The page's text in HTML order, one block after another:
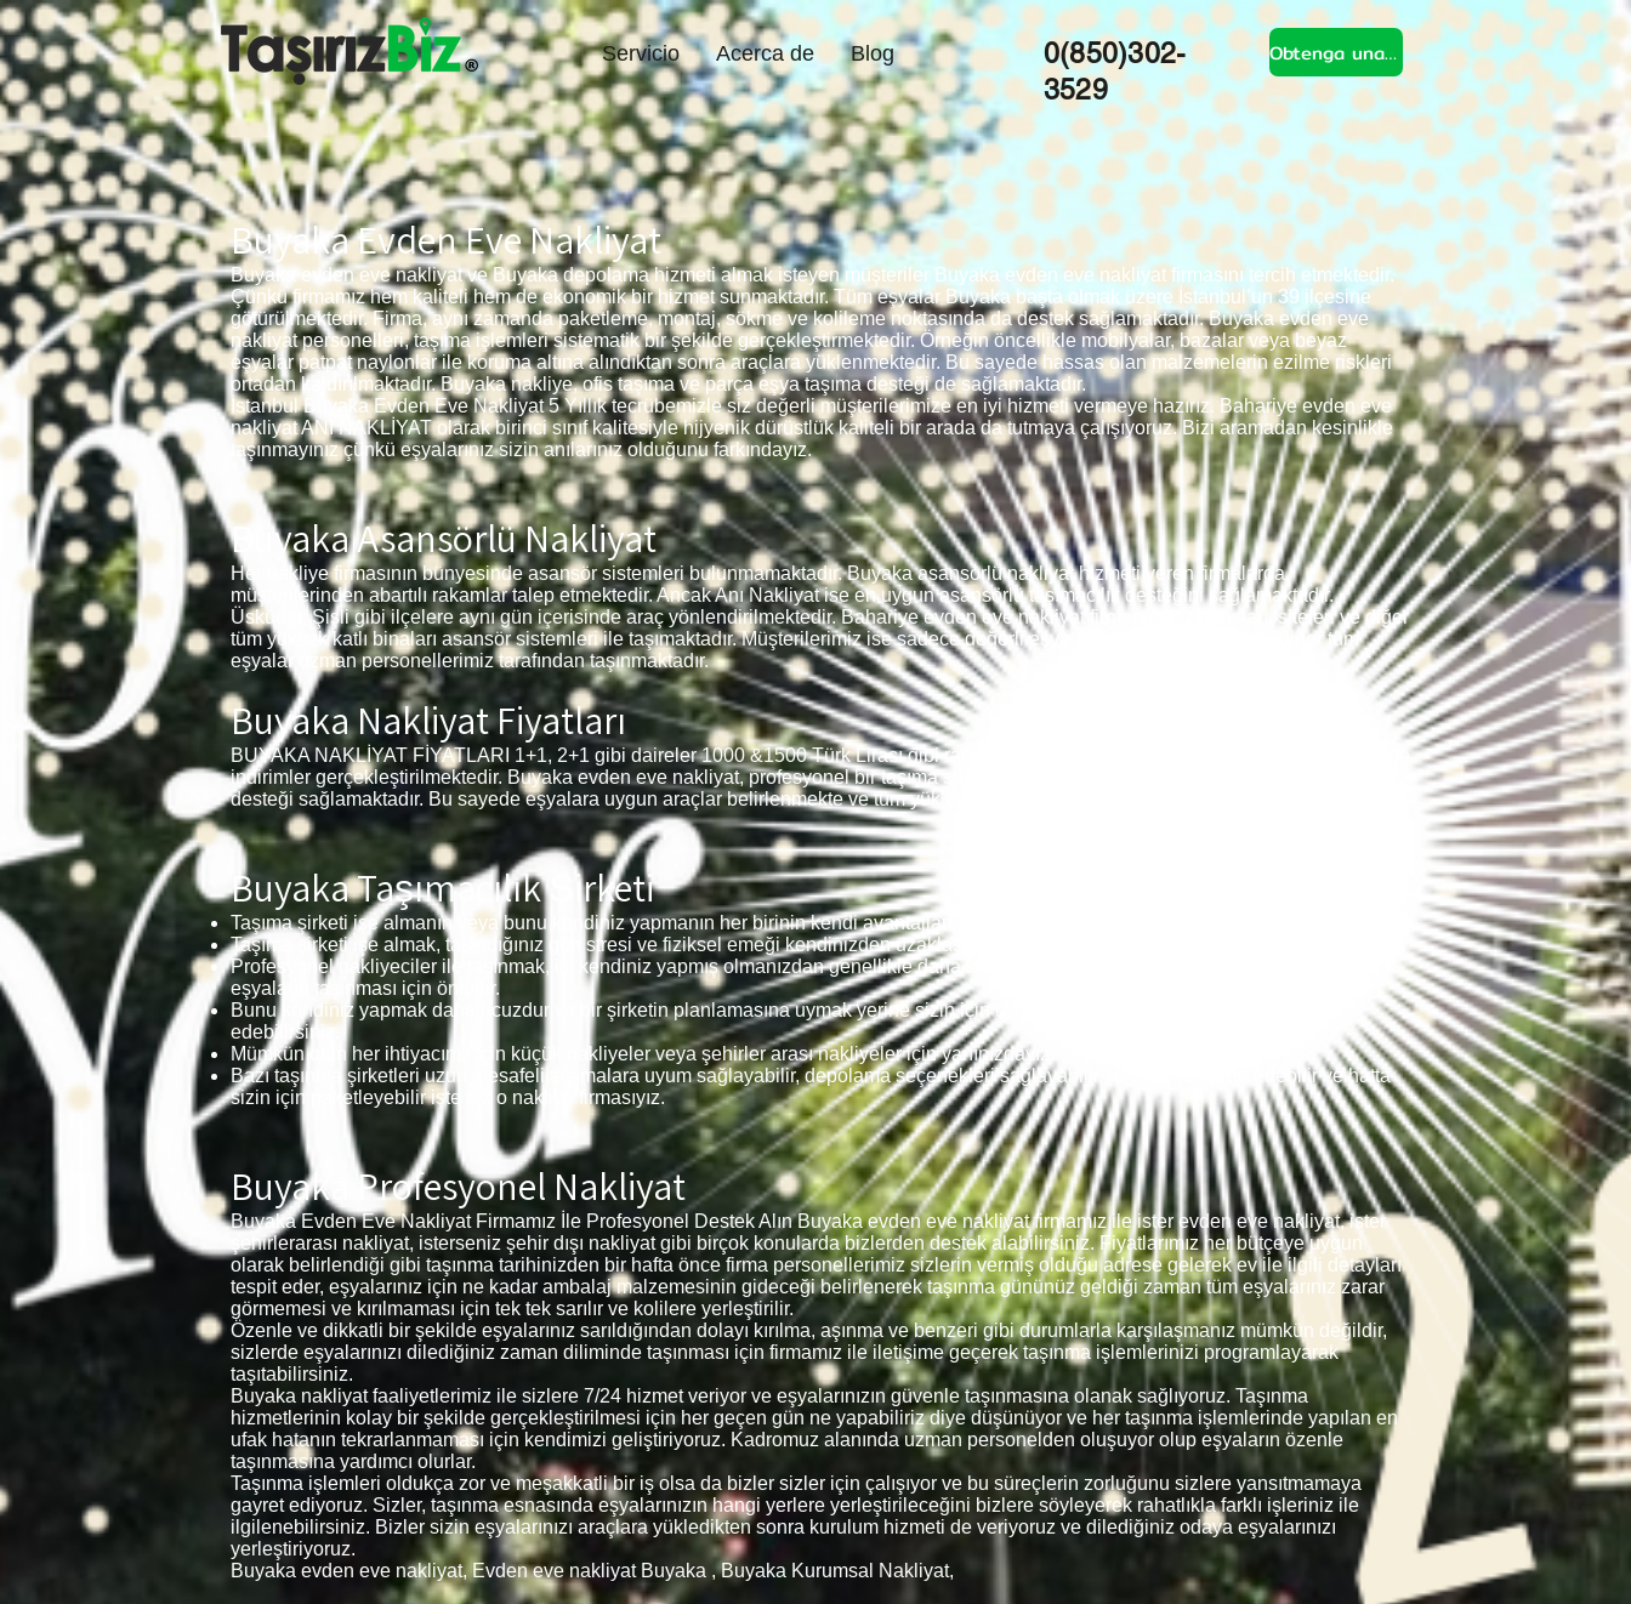
Servicio Acerca de Blog
0(850)302-
3529
Obtenga una cotización
Buyaka Evden Eve Nakliyat
Buyaka evden eve nakliyat ve Buyaka depolama hizmeti almak isteyen müşteriler Buyaka evden eve nakliyat firmasını tercih etmektedir.
Çünkü firmamız hem kaliteli hem de ekonomik bir hizmet sunmaktadır. Tüm eşyalar Buyaka başta olmak üzere İstanbul’un 39 ilçesine
götürülmektedir. Firma, aynı zamanda paketleme, montaj, sökme ve kolileme noktasında da destek sağlamaktadır. Buyaka evden eve
nakliyat personelleri, taşıma işlemleri sistematik bir şekilde gerçekleştirmektedir. Örneğin öncellikle mobilyalar, bazalar veya beyaz
eşyalar patpat naylonlar ile koruma altına alındıktan sonra araçlara yüklenmektedir. Bu sayede hassas olan malzemelerin ezilme riskleri
ortadan kaldırılmaktadır. Buyaka nakliye, ofis taşıma ve parça eşya taşıma desteği de sağlamaktadır.
İstanbul Buyaka Evden Eve Nakliyat 5 Yıllık tecrübemizle siz değerli müşterilerimize en iyi hizmeti vermeye hazırız. Bahariye evden eve
nakliyat ANI NAKLİYAT olarak birinci sınıf kalitesiyle hijyenik dürüstlük kaliteli bir arada da tutmaya çalışıyoruz. Bizi aramadan kesinlikle
taşınmayınız çünkü eşyalarınız sizin anılarınız olduğunu farkındayız.
Buyaka Asansörlü Nakliyat
Her nakliye firmasının bünyesinde asansör sistemleri bulunmamaktadır. Buyaka asansörlü nakliyat hizmeti veren firmalarda
müşterilerinden abartılı rakamlar talep etmektedir. Ancak Anı Nakliyat ise en uygun asansörlü taşımacılık desteğini sağlamaktadır.
Üsküdar, Şişli gibi ilçelere aynı gün içerisinde araç yönlendirilmektedir. Bahariye evden eve nakliyat firmamız rezidansları, siteleri ve diğer
tüm yüksek katlı binaları asansör sistemleri ile taşımaktadır. Müşterilerimiz ise sadece değerli eşyalarını yanına almakta ve diğer tüm
eşyalar uzman personellerimiz tarafından taşınmaktadır.
Buyaka Nakliyat Fiyatları
BUYAKA NAKLİYAT FİYATLARI 1+1, 2+1 gibi daireler 1000 &1500 Türk Lirası gibi rakamlar ile taşınmaktadır. Diğer büyük daireler için de
indirimler gerçekleştirilmektedir. Buyaka evden eve nakliyat, profesyonel bir taşıma süreci geçirmek için talep edilen adreslere ekspertiz
desteği sağlamaktadır. Bu sayede eşyalara uygun araçlar belirlenmekte ve tüm yükler tek seferde adreslere ulaştırılmaktadır
Buyaka Taşımacılık Şirketi
Taşıma şirketi işe almanın veya bunu kendiniz yapmanın her birinin kendi avantajları ve dezavantajları vardır.
Taşıma şirketi işe almak, taşındığınız gün stresi ve fiziksel emeği kendinizden uzaklaştırabilir.
Profesyonel nakliyeciler ile taşınmak, işi kendiniz yapmış olmanızdan genellikle daha kısa bir süre alır ve genellikle evlerin ve değerli
eşyaların taşınması için önerilir.
Bunu kendiniz yapmak daha ucuzdur ve bir şirketin planlamasına uymak yerine sizin için uygun olan herhangi bir günde hareket
edebilirsiniz.
Mümkün olan her ihtiyacınız için küçük nakliyeler veya şehirler arası nakliyeler için yanınızdayız.
Bazı taşınma şirketleri uzun mesafeli taşımalara uyum sağlayabilir, depolama seçenekleri sağlayabilir, lojistiği koordine edebilir ve hatta
sizin için paketleyebilir işte biz o nakliye firmasıyız.
Buyaka Profesyonel Nakliyat
Buyaka Evden Eve Nakliyat Firmamız İle Profesyonel Destek Alın Buyaka evden eve nakliyat firmamız ile ister evden eve nakliyat, ister
şehirlerarası nakliyat, isterseniz şehir dışı nakliyat gibi birçok konularda bizlerden destek alabilirsiniz. Fiyatlarımız her bütçeye uygun
olarak belirlendiği gibi taşınma tarihinizden bir hafta önce firma personellerimiz sizlerin vermiş olduğu adrese gelerek ev ile ilgili detayları
tespit eder, eşyalarınız için ne kadar ambalaj malzemesinin gideceği belirlenerek taşınma gününüz geldiği zaman tüm eşyalarınız zarar
görmemesi ve kırılmaması için tek tek sarılır ve kolilere yerleştirilir.
Özenle ve dikkatli bir şekilde eşyalarınız sarıldığından dolayı kırılma, aşınma ve benzeri gibi durumlarla karşılaşmanız mümkün değildir,
sizlerde eşyalarınızı dilediğiniz zaman diliminde taşınması için firmamız ile iletişime geçerek taşınma işlemlerinizi programlayarak
taşıtabilirsiniz.
Buyaka nakliyat faaliyetlerimiz ile sizlere 7/24 hizmet veriyor ve eşyalarınızın güvenle taşınmasına olanak sağlıyoruz. Taşınma
hizmetlerinin kolay bir şekilde gerçekleştirilmesi için her geçen gün ne yapabiliriz diye düşünüyor ve her taşınma işlemlerinde yapılan en
ufak hatanın tekrarlanmaması için kendimizi geliştiriyoruz. Kadromuz alanında uzman personelden oluşuyor olup eşyaların özenle
taşınmasına yardımcı olurlar.
Taşınma işlemleri oldukça zor ve meşakkatli bir iş olsa da bizler sizler için çalışıyor ve bu süreçlerin zorluğunu sizlere yansıtmamaya
gayret ediyoruz. Sizler, taşınma esnasında eşyalarınızın hangi yerlere yerleştirileceğini bizlere söyleyerek rahatlıkla farklı işleriniz ile
ilgilenebilirsiniz. Bizler sizin eşyalarınızı araçlara yükledikten sonra kurulum hizmeti de veriyoruz ve dilediğiniz odaya eşyalarınızı
yerleştiriyoruz.
Buyaka evden eve nakliyat, Evden eve nakliyat Buyaka , Buyaka Kurumsal Nakliyat,